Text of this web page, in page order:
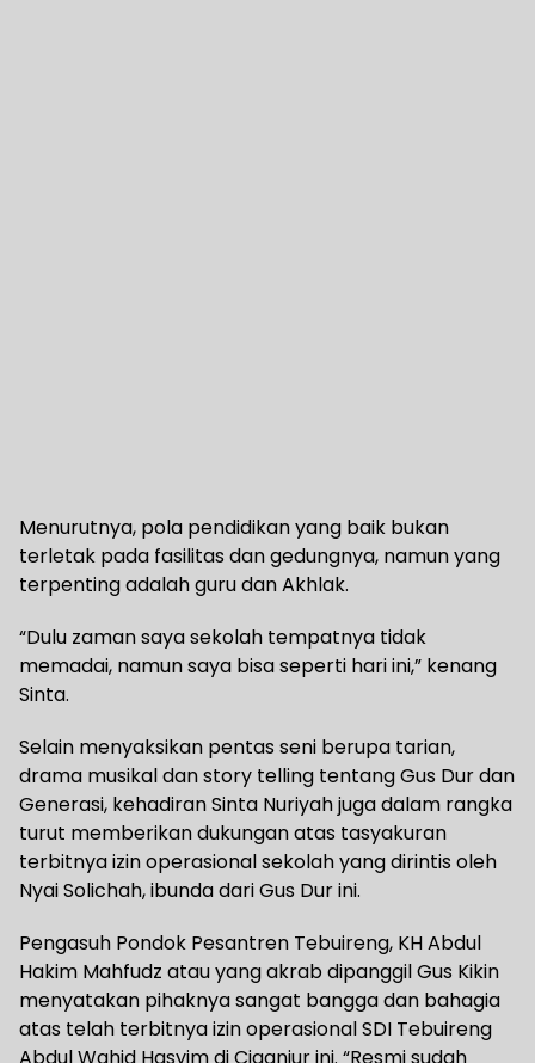
Menurutnya, pola pendidikan yang baik bukan
terletak pada fasilitas dan gedungnya, namun yang
terpenting adalah guru dan Akhlak.
“Dulu zaman saya sekolah tempatnya tidak
memadai, namun saya bisa seperti hari ini,” kenang
Sinta.
Selain menyaksikan pentas seni berupa tarian,
drama musikal dan story telling tentang Gus Dur dan
Generasi, kehadiran Sinta Nuriyah juga dalam rangka
turut memberikan dukungan atas tasyakuran
terbitnya izin operasional sekolah yang dirintis oleh
Nyai Solichah, ibunda dari Gus Dur ini.
Pengasuh Pondok Pesantren Tebuireng, KH Abdul
Hakim Mahfudz atau yang akrab dipanggil Gus Kikin
menyatakan pihaknya sangat bangga dan bahagia
atas telah terbitnya izin operasional SDI Tebuireng